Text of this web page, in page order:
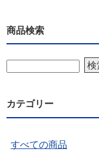
商品検索
検
カテゴリー
すべての商品